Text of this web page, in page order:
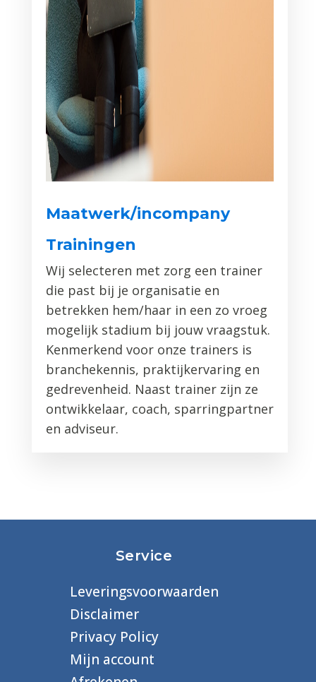
Maatwerk/incompany
Trainingen
Wij selecteren met zorg een trainer
die past bij je organisatie en
betrekken hem/haar in een zo vroeg
mogelijk stadium bij jouw vraagstuk.
Kenmerkend voor onze trainers is
branchekennis, praktijkervaring en
gedrevenheid. Naast trainer zijn ze
ontwikkelaar, coach, sparringpartner
en adviseur.
Service
Leveringsvoorwaarden
Disclaimer
Privacy Policy
Mijn account